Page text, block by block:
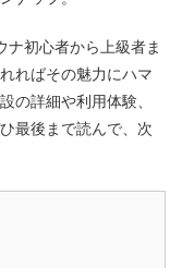
ナ初心者から上級者ま
ればその魅力にハマ
の詳細や利用体験、
最後まで読んで、次